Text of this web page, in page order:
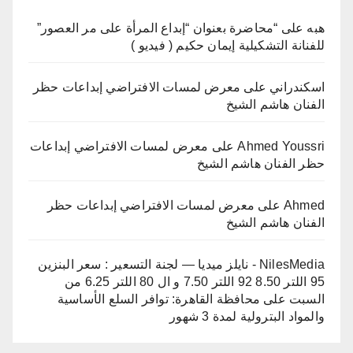
هبه على “محاضرة بعنوان “إبداع المرأة على مر العصور”
للفنانة التشكيلية إيمان حكيم ( فيديو )
اسكندراني على معرض لمسات الافتراضي إبداعات حظر
الفنان هاشم الشيخ
Ahmed Youssriعلى معرض لمسات الافتراضي إبداعات
حظر الفنان هاشم الشيخ
Ahmed على معرض لمسات الافتراضي إبداعات حظر
الفنان هاشم الشيخ
NilesMedia - نايلز ميديا — لجنة التسعير : سعر البنزين
95 اللتر 8.50 92 اللتر 7.50 و ال 80 اللتر 6.25 من
السبت على محافظة القاهرة: توافر السلع الأساسية
والمواد البترولية لمدة 3 شهور